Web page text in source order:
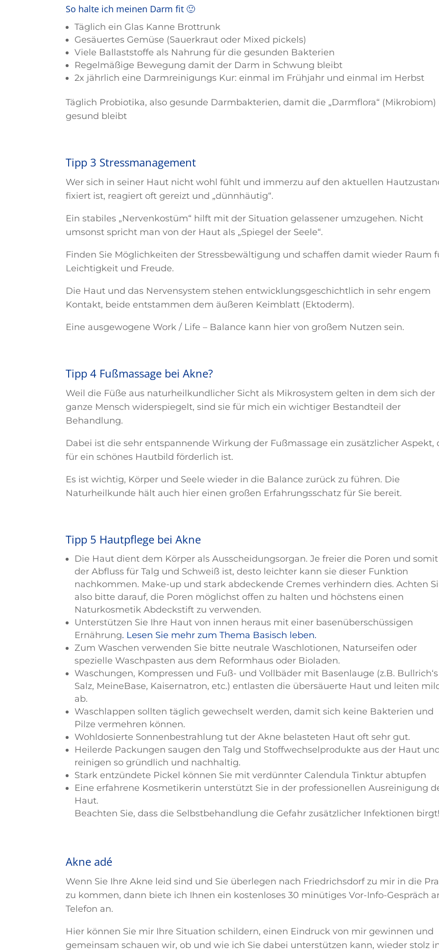
So halte ich meinen Darm fit 🙂
Täglich ein Glas Kanne Brottrunk
Gesäuertes Gemüse (Sauerkraut oder Mixed pickels)
Viele Ballaststoffe als Nahrung für die gesunden Bakterien
Regelmäßige Bewegung damit der Darm in Schwung bleibt
2x jährlich eine Darmreinigungs Kur: einmal im Frühjahr und einmal im Herbst
Täglich Probiotika, also gesunde Darmbakterien, damit die „Darmflora“ (Mikrobiom)
gesund bleibt
Tipp 3 Stressmanagement
Wer sich in seiner Haut nicht wohl fühlt und immerzu auf den aktuellen
fixiert ist, reagiert oft gereizt und „dünnhäutig“.
Ein stabiles „Nervenkostüm“ hilft mit der Situation gelassener umzugehen. Nicht
umsonst spricht man von der Haut als „Spiegel der Seele“.
Finden Sie Möglichkeiten der Stressbewältigung und schaffen damit wieder Raum
Leichtigkeit und Freude.
Die Haut und das Nervensystem stehen entwicklungsgeschichtlich in sehr engem
Kontakt, beide entstammen dem äußeren Keimblatt (Ektoderm).
Eine ausgewogene Work / Life – Balance kann hier von großem Nutzen sein.
Tipp 4 Fußmassage bei Akne?
Weil die Füße aus naturheilkundlicher Sicht als Mikrosystem gelten in dem sich der
ganze Mensch widerspiegelt, sind sie für mich ein wichtiger Bestandteil der
Behandlung.
Dabei ist die sehr entspannende Wirkung der Fußmassage ein zusätzlicher Aspekt,
für ein schönes Hautbild förderlich ist.
Es ist wichtig, Körper und Seele wieder in die Balance zurück zu führen. Die
Naturheilkunde hält auch hier einen großen Erfahrungsschatz für Sie bereit.
Tipp 5 Hautpflege bei Akne
Die Haut dient dem Körper als Ausscheidungsorgan. Je freier die Poren und somit
der Abfluss für Talg und Schweiß ist, desto leichter kann sie dieser Funktion
nachkommen. Make-up und stark abdeckende Cremes verhindern dies. Achten
also bitte darauf, die Poren möglichst offen zu halten und höchstens einen
Naturkosmetik Abdeckstift zu verwenden.
Unterstützen Sie Ihre Haut von innen heraus mit einer basenüberschüssigen
Ernährung. Lesen Sie mehr zum Thema Basisch leben.
Zum Waschen verwenden Sie bitte neutrale Waschlotionen, Naturseifen oder
spezielle Waschpasten aus dem Reformhaus oder Bioladen.
Waschungen, Kompressen und Fuß- und Vollbäder mit Basenlauge (z.B. Bullrich‘s
Salz, MeineBase, Kaisernatron, etc.) entlasten die übersäuerte Haut und leiten
ab.
Waschlappen sollten täglich gewechselt werden, damit sich keine Bakterien und
Pilze vermehren können.
Wohldosierte Sonnenbestrahlung tut der Akne belasteten Haut oft sehr gut.
Heilerde Packungen saugen den Talg und Stoffwechselprodukte aus der Haut
reinigen so gründlich und nachhaltig.
Stark entzündete Pickel können Sie mit verdünnter Calendula Tinktur abtupfen
Eine erfahrene Kosmetikerin unterstützt Sie in der professionellen Ausreinigung
Haut.
Beachten Sie, dass die Selbstbehandlung die Gefahr zusätzlicher Infektionen
Akne adé
Wenn Sie Ihre Akne leid sind und Sie überlegen nach Friedrichsdorf zu mir in die
zu kommen, dann biete ich Ihnen ein kostenloses 30 minütiges Vor-Info-Gespräch
Telefon an.
Hier können Sie mir Ihre Situation schildern, einen Eindruck von mir gewinnen und
gemeinsam schauen wir, ob und wie ich Sie dabei unterstützen kann, wieder stolz